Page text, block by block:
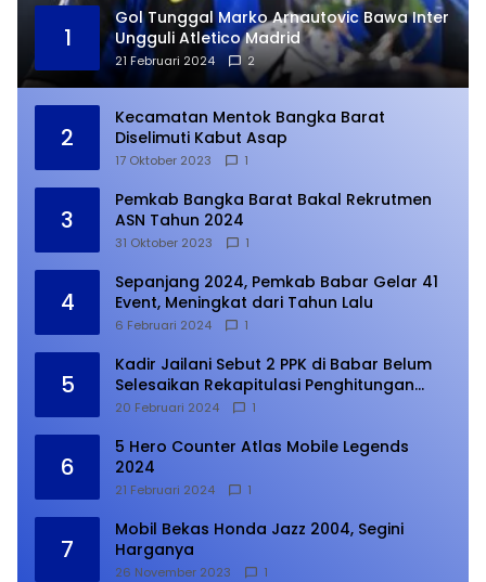
1
Gol Tunggal Marko Arnautovic Bawa Inter
Ungguli Atletico Madrid
21 Februari 2024 2
2
Kecamatan Mentok Bangka Barat
Diselimuti Kabut Asap
17 Oktober 2023 1
3
Pemkab Bangka Barat Bakal Rekrutmen
ASN Tahun 2024
31 Oktober 2023 1
4
Sepanjang 2024, Pemkab Babar Gelar 41
Event, Meningkat dari Tahun Lalu
6 Februari 2024 1
5
Kadir Jailani Sebut 2 PPK di Babar Belum
Selesaikan Rekapitulasi Penghitungan
Suara
20 Februari 2024 1
6
5 Hero Counter Atlas Mobile Legends
2024
21 Februari 2024 1
7
Mobil Bekas Honda Jazz 2004, Segini
Harganya
26 November 2023 1